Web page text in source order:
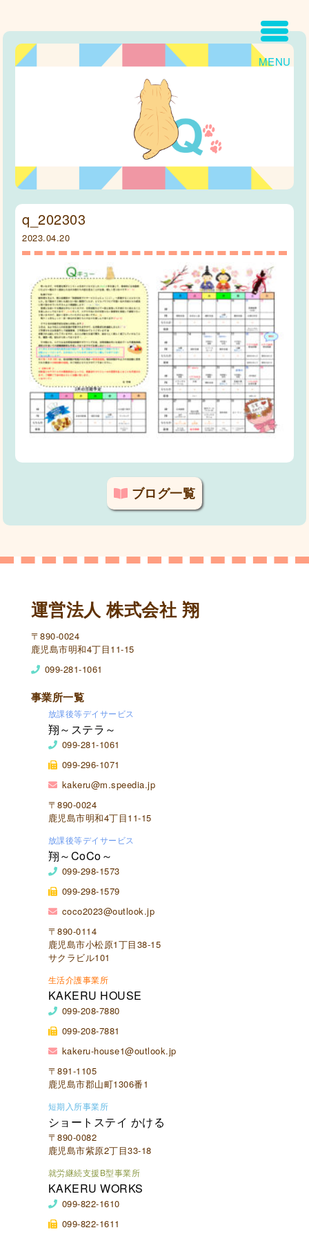
MENU
q_202303
2023.04.20
ブログ一覧
運営法人 株式会社 翔
〒890-0024
鹿児島市明和4丁目11-15
099-281-1061
事業所一覧
放課後等デイサービス
翔～ステラ～
099-281-1061
099-296-1071
kakeru@m.speedia.jp
〒890-0024
鹿児島市明和4丁目11-15
放課後等デイサービス
翔～CoCo～
099-298-1573
099-298-1579
coco2023@outlook.jp
〒890-0114
鹿児島市小松原1丁目38-15
サクラビル101
生活介護事業所
KAKERU HOUSE
099-208-7880
099-208-7881
kakeru-house1@outlook.jp
〒891-1105
鹿児島市郡山町1306番1
短期入所事業所
ショートステイ かける
〒890-0082
鹿児島市紫原2丁目33-18
就労継続支援B型事業所
KAKERU WORKS
099-822-1610
099-822-1611